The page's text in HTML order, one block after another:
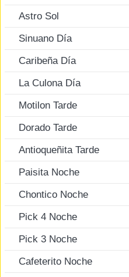
Astro Sol
Sinuano Día
Caribeña Día
La Culona Día
Motilon Tarde
Dorado Tarde
Antioqueñita Tarde
Paisita Noche
Chontico Noche
Pick 4 Noche
Pick 3 Noche
Cafeterito Noche